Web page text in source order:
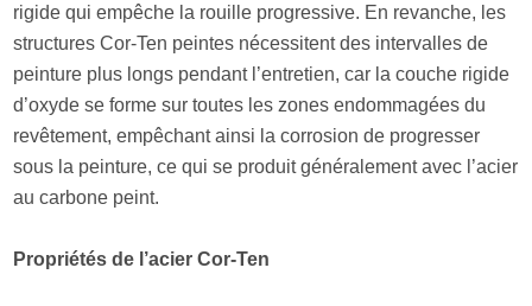
rigide qui empêche la rouille progressive. En revanche, les
structures Cor-Ten peintes nécessitent des intervalles de
peinture plus longs pendant l’entretien, car la couche rigide
d’oxyde se forme sur toutes les zones endommagées du
revêtement, empêchant ainsi la corrosion de progresser
sous la peinture, ce qui se produit généralement avec l’acier
au carbone peint.
Propriétés de l’acier Cor-Ten